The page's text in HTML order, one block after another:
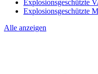
Explosionsgeschützte
Explosionsgeschützte
Alle anzeigen